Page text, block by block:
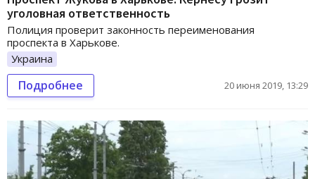
уголовная ответственность
Полиция проверит законность переименования
проспекта в Харькове.
Украина
Подробнее 20 июня 2019, 13:29